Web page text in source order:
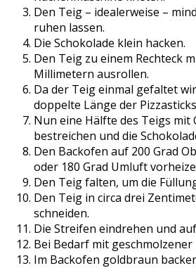
Den Teig – idealerweise –
ruhen lassen.
Die Schokolade klein hacken.
Den Teig zu einem Rechteck
Millimetern ausrollen.
Da der Teig einmal gefaltet
doppelte Länge der
Nun eine Hälfte des Teigs mit
bestreichen und die
Den Backofen auf 200 Grad
oder 180 Grad Umluft
Den Teig falten, um die
Den Teig in circa drei
schneiden.
Die Streifen eindrehen und
Bei Bedarf mit
Im Backofen goldbraun